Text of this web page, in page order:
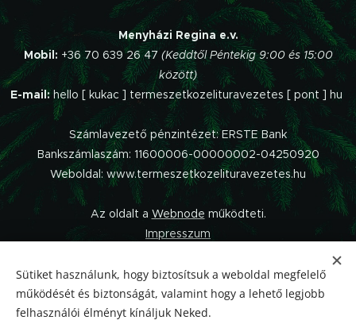
Menyházi Regina e.v.
Mobil: +36 70 639 26 47 (Keddtől Péntekig 9:00 és 15:00
között)
E-mail:hello [ kukac ] termeszetkozelituravezetes [ pont ] hu
Számlavezető pénzintézet: ERSTE Bank
Bankszámlaszám: 11600006-00000002-04250920
Weboldal: www.termeszetkozelituravezetes.hu
Az oldalt a Webnode működteti.
Impresszum
Adatvédelmi Tájékoztató
Általános Szerződési Feltételek
Elállás a szerződéstől
Sütiket használunk, hogy biztosítsuk a weboldal megfelelő
működését és biztonságát, valamint hogy a lehető legjobb
felhasználói élményt kínáljuk Neked.